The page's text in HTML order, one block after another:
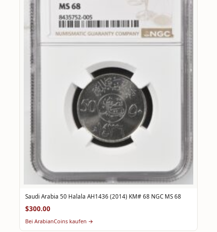
Saudi Arabia 50 Halala AH1436 (2014) KM# 68 NGC MS 68
$300.00
Bei ArabianCoins kaufen →